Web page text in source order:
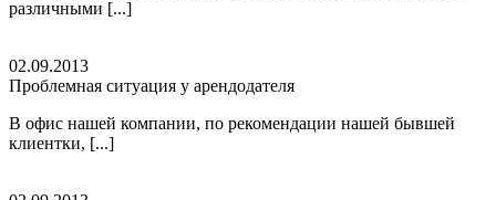
различными [...]
02.09.2013
Проблемная ситуация у арендодателя
В офис нашей компании, по рекомендации нашей бывшей
клиентки, [...]